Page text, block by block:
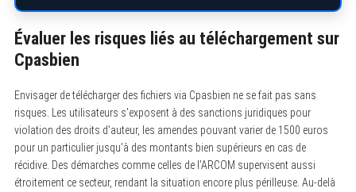
Évaluer les risques liés au téléchargement sur
Cpasbien
Envisager de télécharger des fichiers via Cpasbien ne se fait pas sans
risques. Les utilisateurs s’exposent à des sanctions juridiques pour
violation des droits d’auteur, les amendes pouvant varier de 1500 euros
pour un particulier jusqu’à des montants bien supérieurs en cas de
récidive. Des démarches comme celles de l’ARCOM supervisent aussi
étroitement ce secteur, rendant la situation encore plus périlleuse. Au-delà